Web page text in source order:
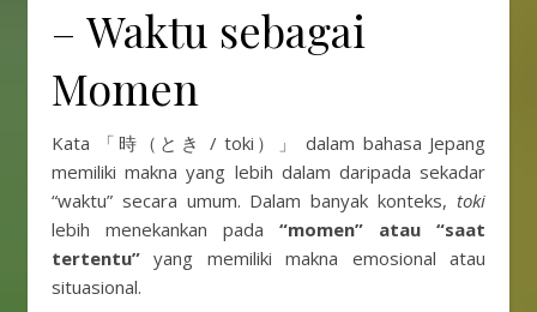
– Waktu sebagai
Momen
Kata 「時（とき / toki）」 dalam bahasa Jepang
memiliki makna yang lebih dalam daripada sekadar
“waktu” secara umum. Dalam banyak konteks, toki
lebih menekankan pada “momen” atau “saat
tertentu” yang memiliki makna emosional atau
situasional.